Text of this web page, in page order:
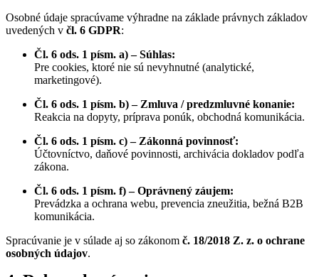
Osobné údaje spracúvame výhradne na základe právnych základov
uvedených v čl. 6 GDPR:
Čl. 6 ods. 1 písm. a) – Súhlas:
Pre cookies, ktoré nie sú nevyhnutné (analytické,
marketingové).
Čl. 6 ods. 1 písm. b) – Zmluva / predzmluvné konanie:
Reakcia na dopyty, príprava ponúk, obchodná komunikácia.
Čl. 6 ods. 1 písm. c) – Zákonná povinnosť:
Účtovníctvo, daňové povinnosti, archivácia dokladov podľa
zákona.
Čl. 6 ods. 1 písm. f) – Oprávnený záujem:
Prevádzka a ochrana webu, prevencia zneužitia, bežná B2B
komunikácia.
Spracúvanie je v súlade aj so zákonom č. 18/2018 Z. z. o ochrane
osobných údajov.